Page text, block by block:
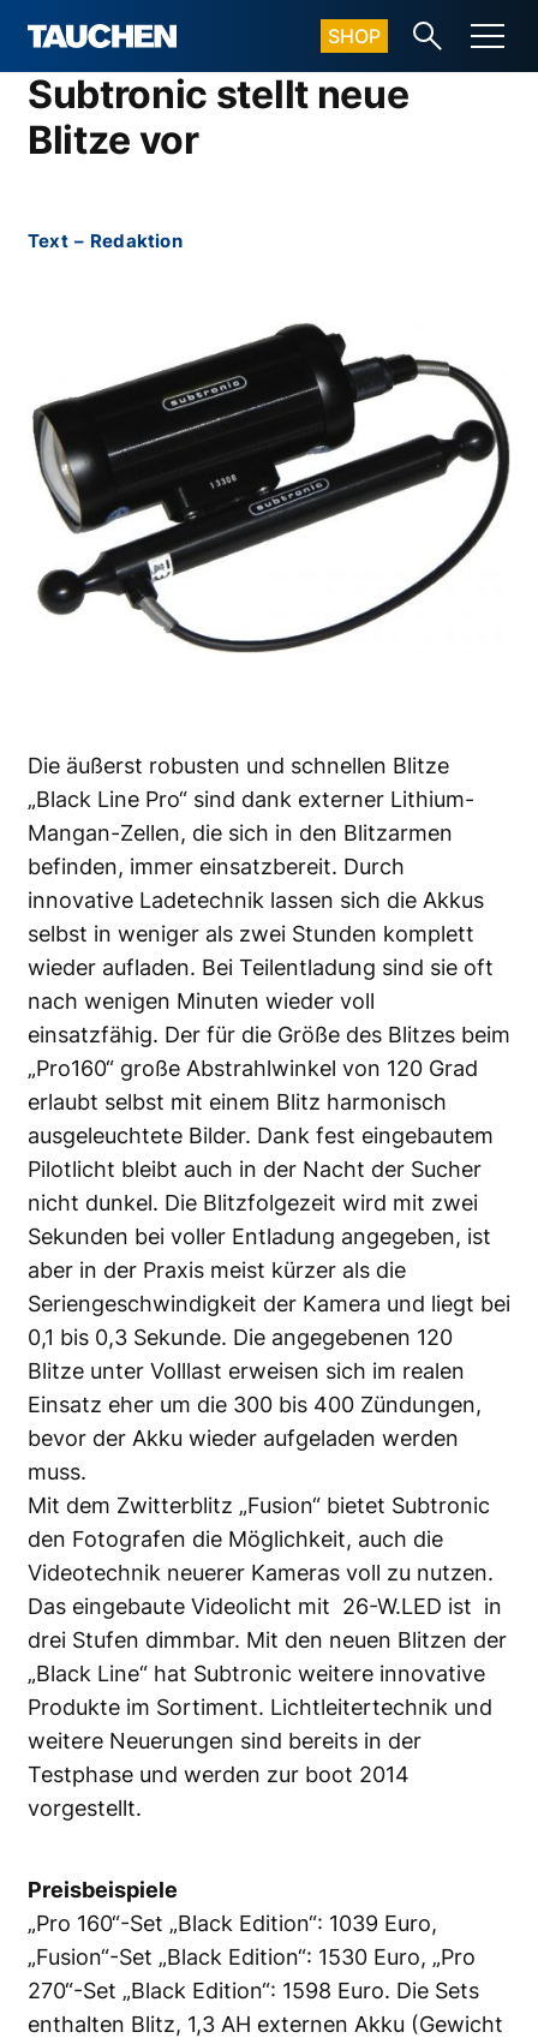
SHOP
Subtronic stellt neue
Blitze vor
Text – Redaktion
Die äußerst robusten und schnellen Blitze
„Black Line Pro“ sind dank externer Lithium-
Mangan-Zellen, die sich in den Blitzarmen
befinden, immer einsatzbereit. Durch
innovative Ladetechnik lassen sich die Akkus
selbst in weniger als zwei Stunden komplett
wieder aufladen. Bei Teilentladung sind sie oft
nach wenigen Minuten wieder voll
einsatzfähig. Der für die Größe des Blitzes beim
„Pro160“ große Abstrahlwinkel von 120 Grad
erlaubt selbst mit einem Blitz harmonisch
ausgeleuchtete Bilder. Dank fest eingebautem
Pilotlicht bleibt auch in der Nacht der Sucher
nicht dunkel. Die Blitzfolgezeit wird mit zwei
Sekunden bei voller Entladung angegeben, ist
aber in der Praxis meist kürzer als die
Seriengeschwindigkeit der Kamera und liegt bei
0,1 bis 0,3 Sekunde. Die angegebenen 120
Blitze unter Volllast erweisen sich im realen
Einsatz eher um die 300 bis 400 Zündungen,
bevor der Akku wieder aufgeladen werden
muss.
Mit dem Zwitterblitz „Fusion“ bietet Subtronic
den Fotografen die Möglichkeit, auch die
Videotechnik neuerer Kameras voll zu nutzen.
Das eingebaute Videolicht mit 26-W.LED ist in
drei Stufen dimmbar. Mit den neuen Blitzen der
„Black Line“ hat Subtronic weitere innovative
Produkte im Sortiment. Lichtleitertechnik und
weitere Neuerungen sind bereits in der
Testphase und werden zur boot 2014
vorgestellt.
Preisbeispiele
„Pro 160“-Set „Black Edition“: 1039 Euro,
„Fusion“-Set „Black Edition“: 1530 Euro, „Pro
270“-Set „Black Edition“: 1598 Euro. Die Sets
enthalten Blitz, 1,3 AH externen Akku (Gewicht